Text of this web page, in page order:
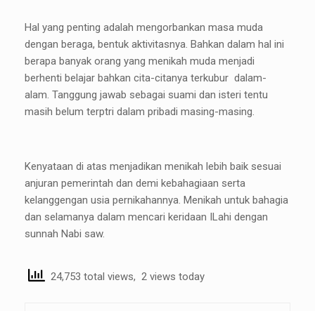
Hal yang penting adalah mengorbankan masa muda
dengan beraga, bentuk aktivitasnya. Bahkan dalam hal ini
berapa banyak orang yang menikah muda menjadi
berhenti belajar bahkan cita-citanya terkubur dalam-
alam. Tanggung jawab sebagai suami dan isteri tentu
masih belum terptri dalam pribadi masing-masing.
Kenyataan di atas menjadikan menikah lebih baik sesuai
anjuran pemerintah dan demi kebahagiaan serta
kelanggengan usia pernikahannya. Menikah untuk bahagia
dan selamanya dalam mencari keridaan ILahi dengan
sunnah Nabi saw.
24,753 total views, 2 views today